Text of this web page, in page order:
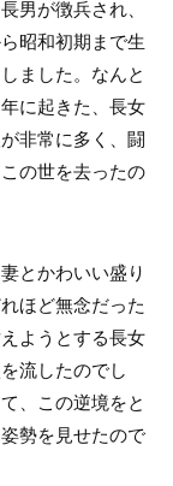
男が徴兵され、
昭和初期まで生
ました。なんと
に起きた、長女
非常に多く、闘
の世を去ったの
とかわいい盛り
ほど無念だった
ようとする長女
流したのでし
、この逆境をと
勢を見せたので